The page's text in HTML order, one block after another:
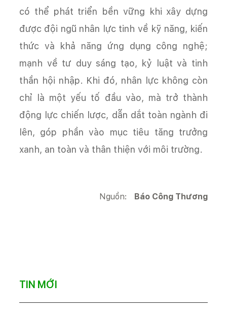
có thể phát triển bền vững khi xây dựng
được đội ngũ nhân lực tinh về kỹ năng, kiến
thức và khả năng ứng dụng công nghệ;
mạnh về tư duy sáng tạo, kỷ luật và tinh
thần hội nhập. Khi đó, nhân lực không còn
chỉ là một yếu tố đầu vào, mà trở thành
động lực chiến lược, dẫn dắt toàn ngành đi
lên, góp phần vào mục tiêu tăng trưởng
xanh, an toàn và thân thiện với môi trường.
Nguồn: Báo Công Thương
TIN MỚI